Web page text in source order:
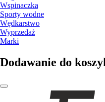
Wspinaczka
Sporty wodne
Wędkarstwo
Wyprzedaż
Marki
Dodawanie do